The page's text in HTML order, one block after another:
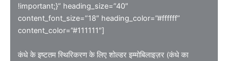
!important;}” heading_size=”40″
content_font_size=”18″ heading_color=”#ffffff”
content_color=”#111111″]
कंधे के इष्टतम स्थिरिकरण के लिए शोल्डर इम्मोबिलाइज़र (कंधे का